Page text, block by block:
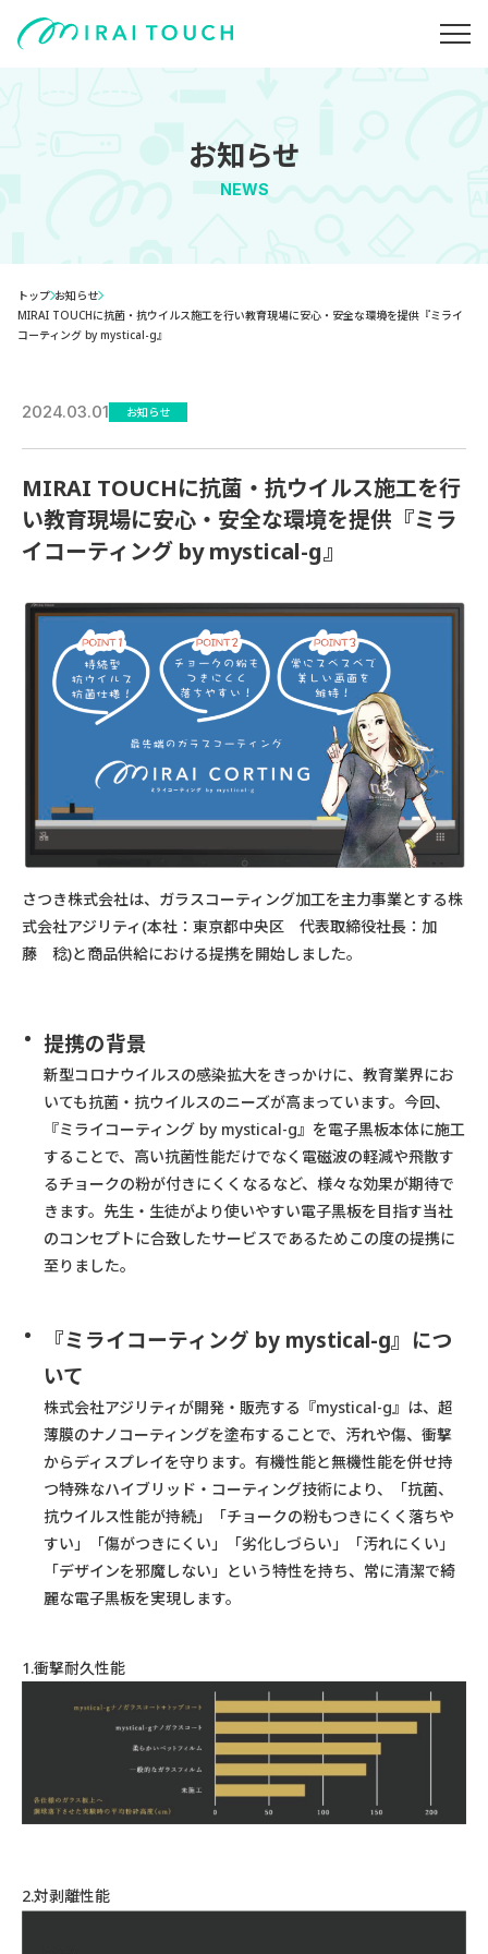
お知らせ
NEWS
トップ お知らせ
MIRAI TOUCHに抗菌・抗ウイルス施工を行い教育現場に安心・安全な環境を提供『ミライ
コーティング by mystical-g』
2024.03.01 お知らせ
MIRAI TOUCHに抗菌・抗ウイルス施工を行
い教育現場に安心・安全な環境を提供『ミラ
イコーティング by mystical-g』
さつき株式会社は、ガラスコーティング加工を主力事業とする株
式会社アジリティ(本社：東京都中央区 代表取締役社長：加
藤 稔)と商品供給における提携を開始しました。
提携の背景
新型コロナウイルスの感染拡大をきっかけに、教育業界にお
いても抗菌・抗ウイルスのニーズが高まっています。今回、
『ミライコーティング by mystical-g』を電子黒板本体に施工
することで、高い抗菌性能だけでなく電磁波の軽減や飛散す
るチョークの粉が付きにくくなるなど、様々な効果が期待で
きます。先生・生徒がより使いやすい電子黒板を目指す当社
のコンセプトに合致したサービスであるためこの度の提携に
至りました。
『ミライコーティング by mystical-g』につ
いて
株式会社アジリティが開発・販売する『mystical-g』は、超
薄膜のナノコーティングを塗布することで、汚れや傷、衝撃
からディスプレイを守ります。有機性能と無機性能を併せ持
つ特殊なハイブリッド・コーティング技術により、「抗菌、
抗ウイルス性能が持続」「チョークの粉もつきにくく落ちや
すい」「傷がつきにくい」「劣化しづらい」「汚れにくい」
「デザインを邪魔しない」という特性を持ち、常に清潔で綺
麗な電子黒板を実現します。
1.衝撃耐久性能
2.対剥離性能